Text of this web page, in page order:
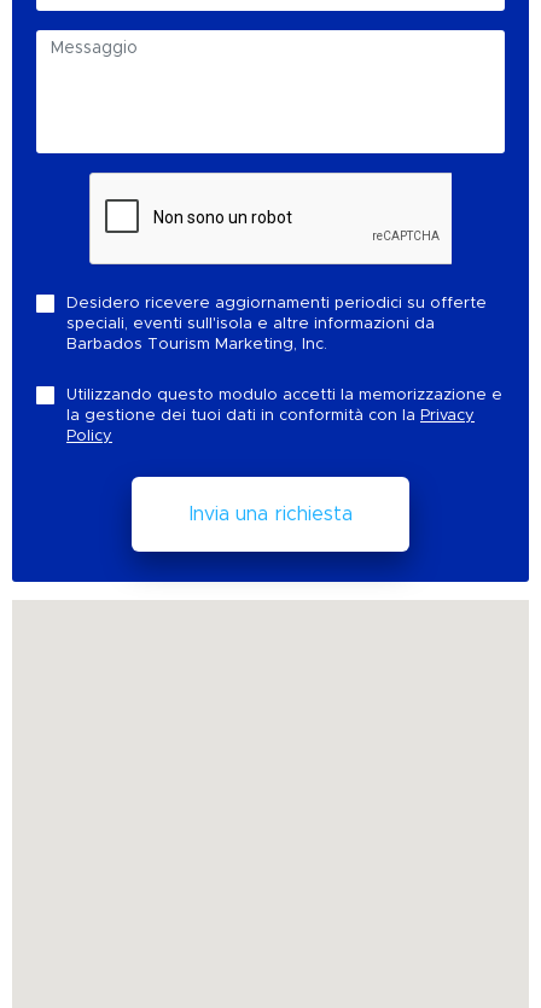
Desidero ricevere aggiornamenti periodici su offerte
speciali, eventi sull'isola e altre informazioni da
Barbados Tourism Marketing, Inc.
Utilizzando questo modulo accetti la memorizzazione e
la gestione dei tuoi dati in conformità con la Privacy
Policy